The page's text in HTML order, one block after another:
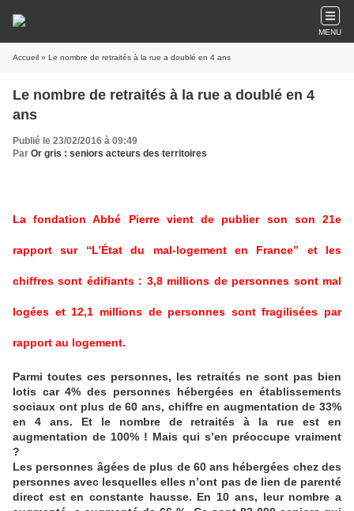
MENU
Accueil » Le nombre de retraités à la rue a doublé en 4 ans
Le nombre de retraités à la rue a doublé en 4
ans
Publié le 23/02/2016 à 09:49
Par Or gris : seniors acteurs des territoires
La fondation Abbé Pierre vient de publier son son 21e
rapport sur “L’État du mal-logement en France” et les
chiffres sont édifiants : 3,8 millions de personnes sont mal
logées et 12,1 millions de personnes sont fragilisées par
rapport au logement.
Parmi toutes ces personnes, les retraités ne sont pas bien
lotis car 4% des personnes hébergées en établissements
sociaux ont plus de 60 ans, chiffre en augmentation de 33%
en 4 ans. Et le nombre de retraités à la rue est en
augmentation de 100% ! Mais qui s’en préoccupe vraiment
?
Les personnes âgées de plus de 60 ans hébergées chez des
personnes avec lesquelles elles n’ont pas de lien de parenté
direct est en constante hausse. En 10 ans, leur nombre a